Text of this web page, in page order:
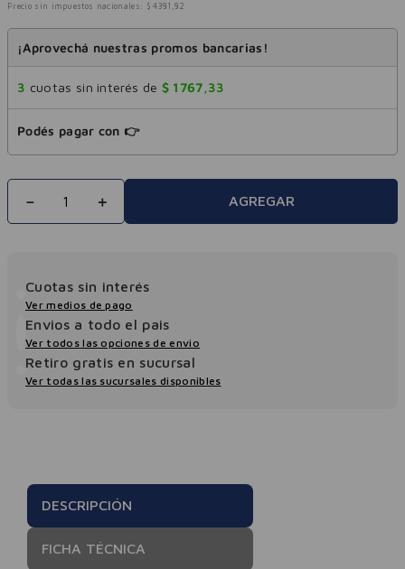
Precio sin impuestos nacionales: $ 4381 ,82
¡Aprovechá nuestras promos bancarias!
3 cuotas sin interés de $ 1767,33
Podés pagar con 👉
＋
－ AGREGAR
Cuotas sin interés
Ver medios de pago
Envios a todo el pais
Ver todos las opciones de envio
Retiro gratis en sucursal
Ver todas las sucursales disponibles
DESCRIPCIÓN
FICHA TÉCNICA